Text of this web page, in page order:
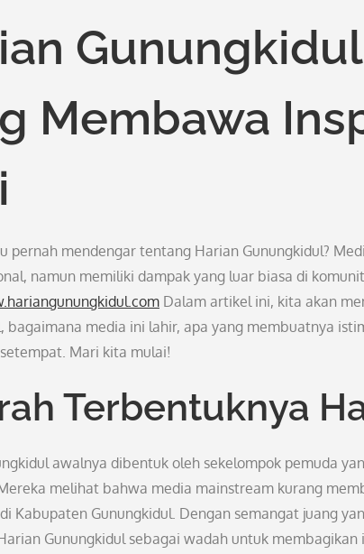
Membawa
pernah mendengar tentang Harian Gunungkidul?
namun memiliki dampak yang luar biasa di
Dalam artikel ini, kita akan
bagaimana media ini lahir, apa yang membuatnya
Mari kita mulai!
Terbentuknya
awalnya dibentuk oleh sekelompok pemuda
melihat bahwa media mainstream kurang
Kabupaten Gunungkidul. Dengan semangat juang
Gunungkidul sebagai wadah untuk